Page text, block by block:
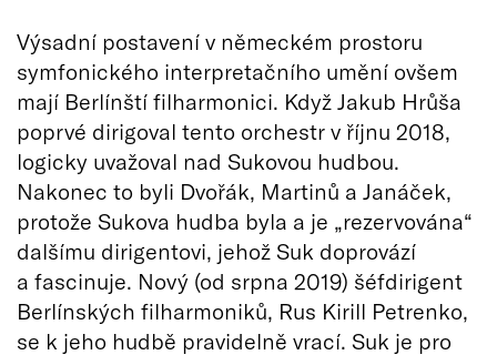
Výsadní postavení v německém prostoru
symfonického interpretačního umění ovšem
mají Berlínští filharmonici. Když Jakub Hrůša
poprvé dirigoval tento orchestr v říjnu 2018,
logicky uvažoval nad Sukovou hudbou.
Nakonec to byli Dvořák, Martinů a Janáček,
protože Sukova hudba byla a je „rezervována“
dalšímu dirigentovi, jehož Suk doprovází
a fascinuje. Nový (od srpna 2019) šéfdirigent
Berlínských filharmoniků, Rus Kirill Petrenko,
se k jeho hudbě pravidelně vrací. Suk je pro